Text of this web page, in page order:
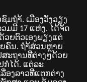
ມຖຳ້. ເມືອງວັງວຽງ
ມມີ 17 ແຫ່ງ. ໄດ້ຈັດ
ວຍຕົວເອງພຽງແຕ່
ຄົນ. ຖຳ້ສ່ວນຫຼາຍ
ະຖານທີ່ຕ່າງໆດ້ວຍ
ກໍ່ໄດ້. ແຕ່ລະ
ອງລາວທີ່ແຕກຕ່າງ